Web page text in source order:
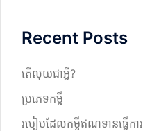
c
Recent Posts
តើលុយជាអ្វី?
ប្រភេទកម្ចី
របៀបដែលកម្ចីឥណទានធ្វើការ